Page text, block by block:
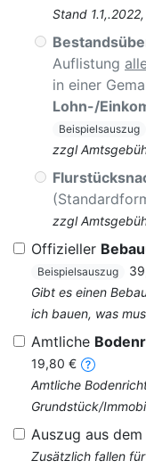
Stand
Auflistung
in einer
Lohn-/
Beispielsauszug
zzgl
zzgl
Offizieller
Beispielsauszug
Gibt es einen
ich bauen, was
Amtliche
19,80 €
Amtliche
Grundstück/
Auszug aus dem
Zusätzlich fallen